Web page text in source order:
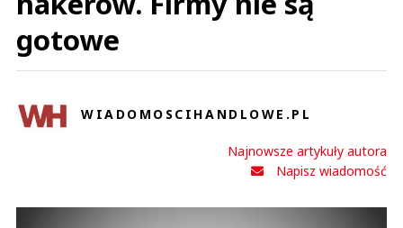
gotowe
WIADOMOSCIHANDLOWE.PL
Najnowsze artykuły autora
Napisz wiadomość